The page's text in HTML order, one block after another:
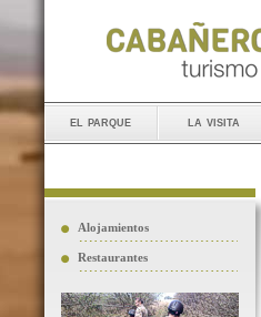
el parque la visita
Alojamientos
Restaurantes